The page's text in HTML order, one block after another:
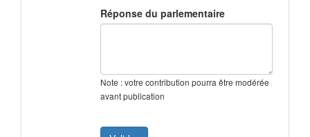
Réponse du parlementaire
Note : votre contribution pourra être modérée
avant publication